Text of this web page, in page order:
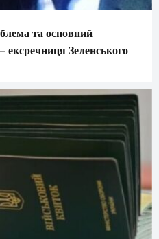
та основний
ексречниця Зеленського